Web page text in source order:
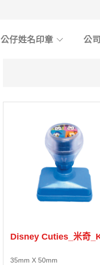
公仔姓名印章 公
Disney Cuties_米奇
35mm X 50mm